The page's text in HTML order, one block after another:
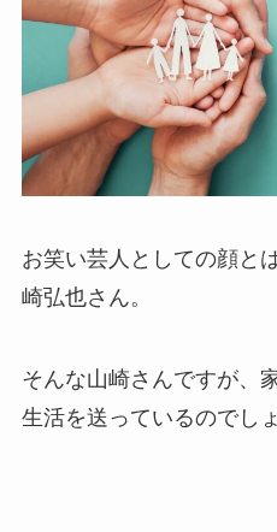
お笑い芸人としての顔と
崎弘也さん。
そんな山崎さんですが、
生活を送っているのでし